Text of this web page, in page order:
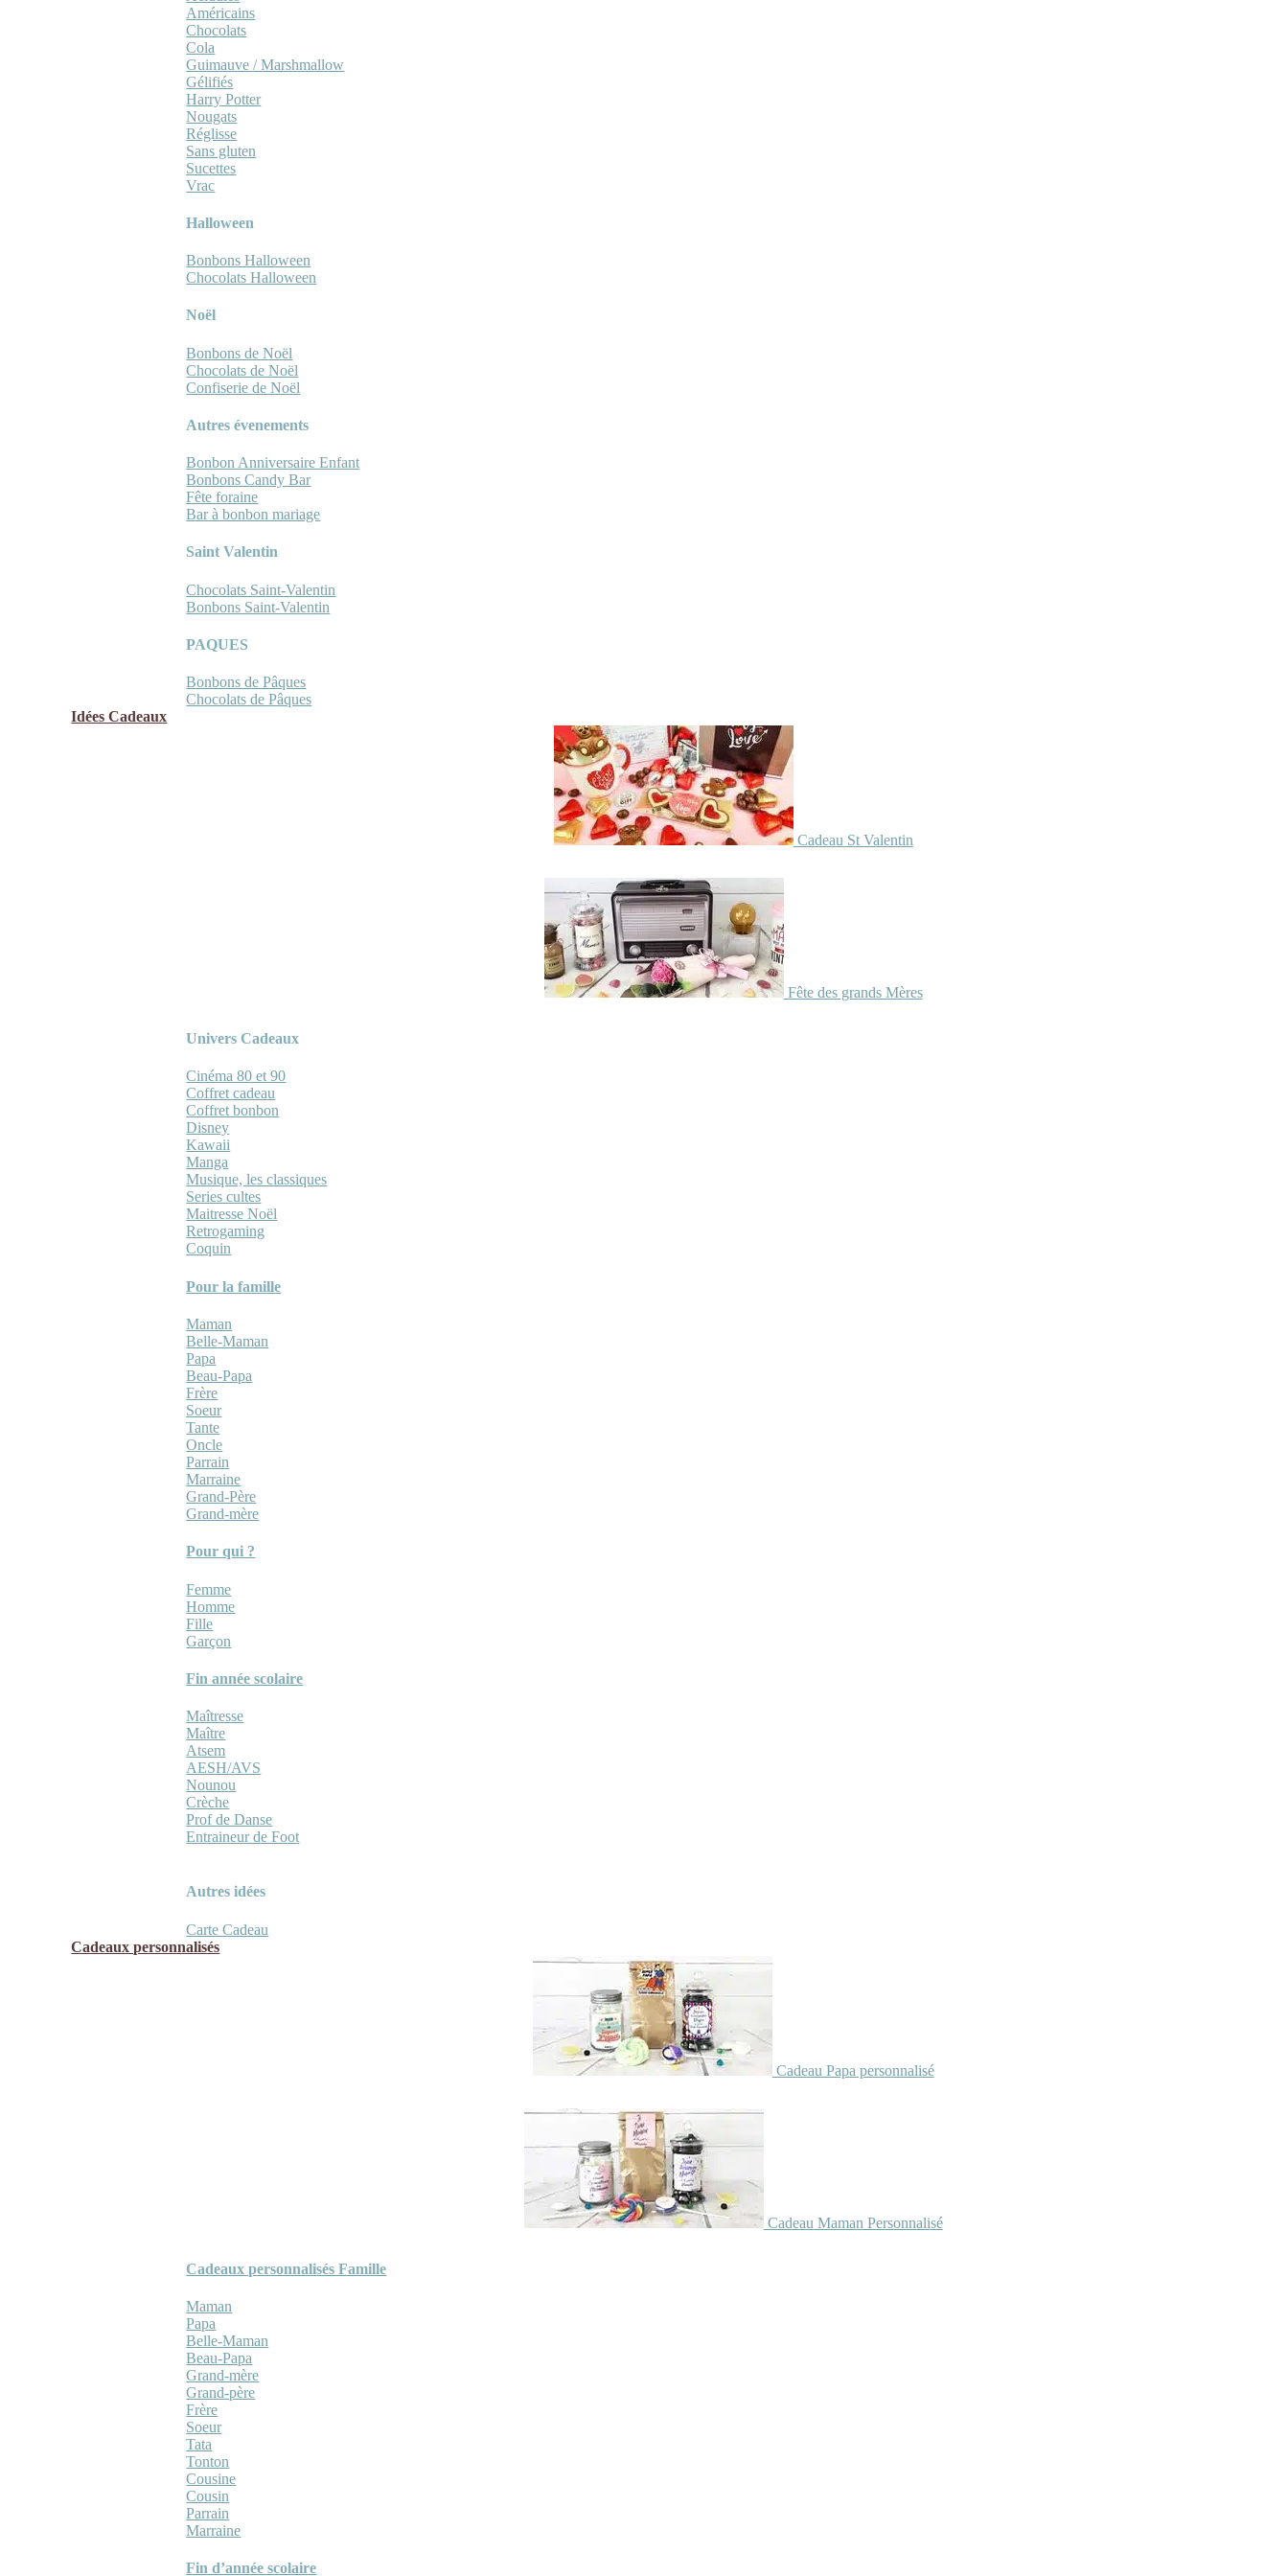
Américains
Chocolats
Cola
Guimauve / Marshmallow
Gélifiés
Harry Potter
Nougats
Réglisse
Sans gluten
Sucettes
Vrac
Halloween
Bonbons Halloween
Chocolats Halloween
Noël
Bonbons de Noël
Chocolats de Noël
Confiserie de Noël
Autres évenements
Bonbon Anniversaire Enfant
Bonbons Candy Bar
Fête foraine
Bar à bonbon mariage
Saint Valentin
Chocolats Saint-Valentin
Bonbons Saint-Valentin
PAQUES
Bonbons de Pâques
Chocolats de Pâques
Idées Cadeaux
Cadeau St Valentin
Fête des grands Mères
Univers Cadeaux
Cinéma 80 et 90
Coffret cadeau
Coffret bonbon
Disney
Kawaii
Manga
Musique, les classiques
Series cultes
Maitresse Noël
Retrogaming
Coquin
Pour la famille
Maman
Belle-Maman
Papa
Beau-Papa
Frère
Soeur
Tante
Oncle
Parrain
Marraine
Grand-Père
Grand-mère
Pour qui ?
Femme
Homme
Fille
Garçon
Fin année scolaire
Maîtresse
Maître
Atsem
AESH/AVS
Nounou
Crèche
Prof de Danse
Entraineur de Foot
Autres idées
Carte Cadeau
Cadeaux personnalisés
Cadeau Papa personnalisé
Cadeau Maman Personnalisé
Cadeaux personnalisés Famille
Maman
Papa
Belle-Maman
Beau-Papa
Grand-mère
Grand-père
Frère
Soeur
Tata
Tonton
Cousine
Cousin
Parrain
Marraine
Fin d’année scolaire